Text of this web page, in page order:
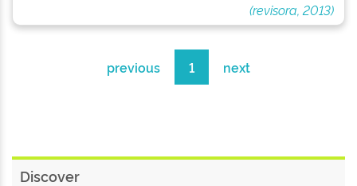
(revisora, 2013)
previous 1 next
Discover